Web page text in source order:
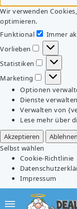
Wir verwenden
optimieren.
Funktional
Immer
Vorlieben
Vorlieben
Statistiken
Marketing
Marketing
Optionen
Dienste verwalten
Verwalten von
Lese mehr über
Akzeptieren
Ablehnen
Selbst wählen
Cookie-Richtlinie
Impressum